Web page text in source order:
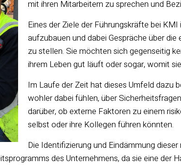
mit ihren Mitarbeitern zu sprechen und
Eines der Ziele der Führungskräfte bei
aufzubauen und dabei Gespräche über
zu stellen. Sie möchten sich gegenseitig
ihrem Leben gut läuft oder sogar, womit
Im Laufe der Zeit hat dieses Umfeld dazu
wohler dabei fühlen, über
darüber, ob externe Faktoren zu einem
selbst oder ihre Kollegen führen könnten.
Die Identifizierung und Eindämmung
des Unternehmens, da sie eine der